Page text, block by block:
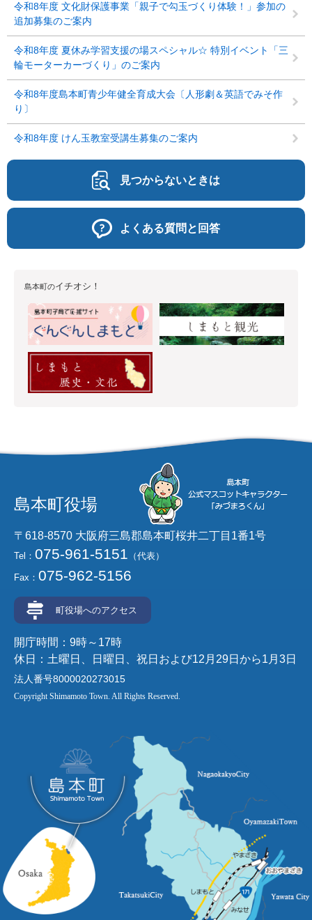
令和8年度 文化財保護事業「親子で勾玉づくり体験！」参加の
追加募集のご案内
令和8年度 夏休み学習支援の場スペシャル☆ 特別イベント「三
輪モーターカーづくり」のご案内
令和8年度島本町青少年健全育成大会〔人形劇＆英語でみそ作
り〕
令和8年度 けん玉教室受講生募集のご案内
見つからないときは
よくある質問と回答
島本町のイチオシ！
島本町役場
〒618-8570 大阪府三島郡島本町桜井二丁目1番1号
Tel： 075-961-5151 （代表）
Fax： 075-962-5156
町役場へのアクセス
開庁時間：9時～17時
休日：土曜日、日曜日、祝日および12月29日から1月3日
法人番号8000020273015
Copyright Shimamoto Town. All Rights Reserved.